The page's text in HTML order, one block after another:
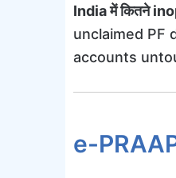
India में कितने
unclaimed PF
accounts
e-